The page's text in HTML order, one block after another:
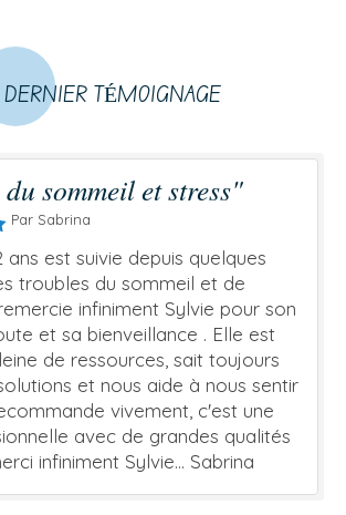
DERNIER TÉMOIGNAGE
sommeil et stress"
Par Sabrina
ans est suivie depuis quelques
troubles du sommeil et de
infiniment Sylvie pour son
et sa bienveillance . Elle est
de ressources, sait toujours
et nous aide à nous sentir
vivement, c'est une
avec de grandes qualités
infiniment Sylvie... Sabrina